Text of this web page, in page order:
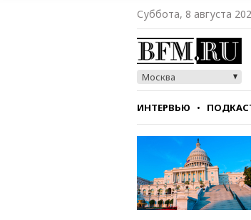
Суббота, 8 августа
Москва
ИНТЕРВЬЮ
СТИЛЬ ТЕСТЫ